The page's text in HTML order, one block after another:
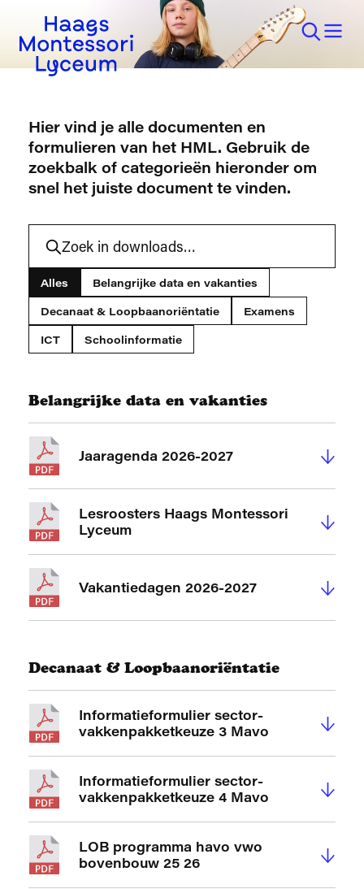
Hier vind je alle documenten en
formulieren van het HML. Gebruik de
zoekbalk of categorieën hieronder om
snel het juiste document te vinden.
Alles Belangrijke data en vakanties
Decanaat & Loopbaanoriëntatie Examens
ICT Schoolinformatie
Belangrijke data en vakanties
Jaaragenda 2026-2027 ↓
Lesroosters Haags Montessori
Lyceum
↓
Vakantiedagen 2026-2027 ↓
Decanaat & Loopbaanoriëntatie
Informatieformulier sector-
vakkenpakketkeuze 3 Mavo
↓
Informatieformulier sector-
vakkenpakketkeuze 4 Mavo
↓
LOB programma havo vwo
bovenbouw 25 26
↓